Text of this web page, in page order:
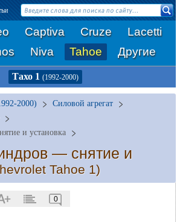
Captiva Cruze
Lacetti
Niva Tahoe Другие
Тахо 1 (1992-2000)
2000)
Силовой агрегат
и установка
— снятие и
Tahoe 1)
0